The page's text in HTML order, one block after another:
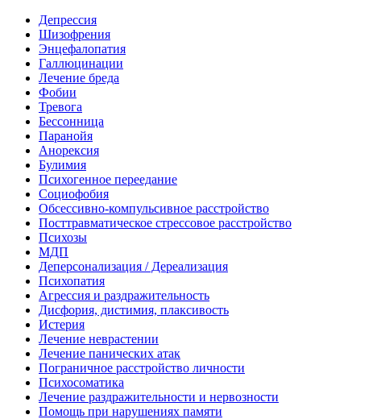
Депрессия
Шизофрения
Энцефалопатия
Галлюцинации
Лечение бреда
Фобии
Тревога
Бессонница
Паранойя
Анорексия
Булимия
Психогенное переедание
Социофобия
Обсессивно-компульсивное расстройство
Посттравматическое стрессовое расстройство
Психозы
МДП
Деперсонализация / Дереализация
Психопатия
Агрессия и раздражительность
Дисфория, дистимия, плаксивость
Истерия
Лечение неврастении
Лечение панических атак
Пограничное расстройство личности
Психосоматика
Лечение раздражительности и нервозности
Помощь при нарушениях памяти